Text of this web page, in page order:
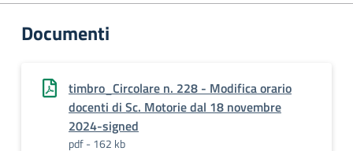
Documenti
timbro_Circolare n. 228 - Modifica orario
docenti di Sc. Motorie dal 18 novembre
2024-signed
pdf - 162 kb